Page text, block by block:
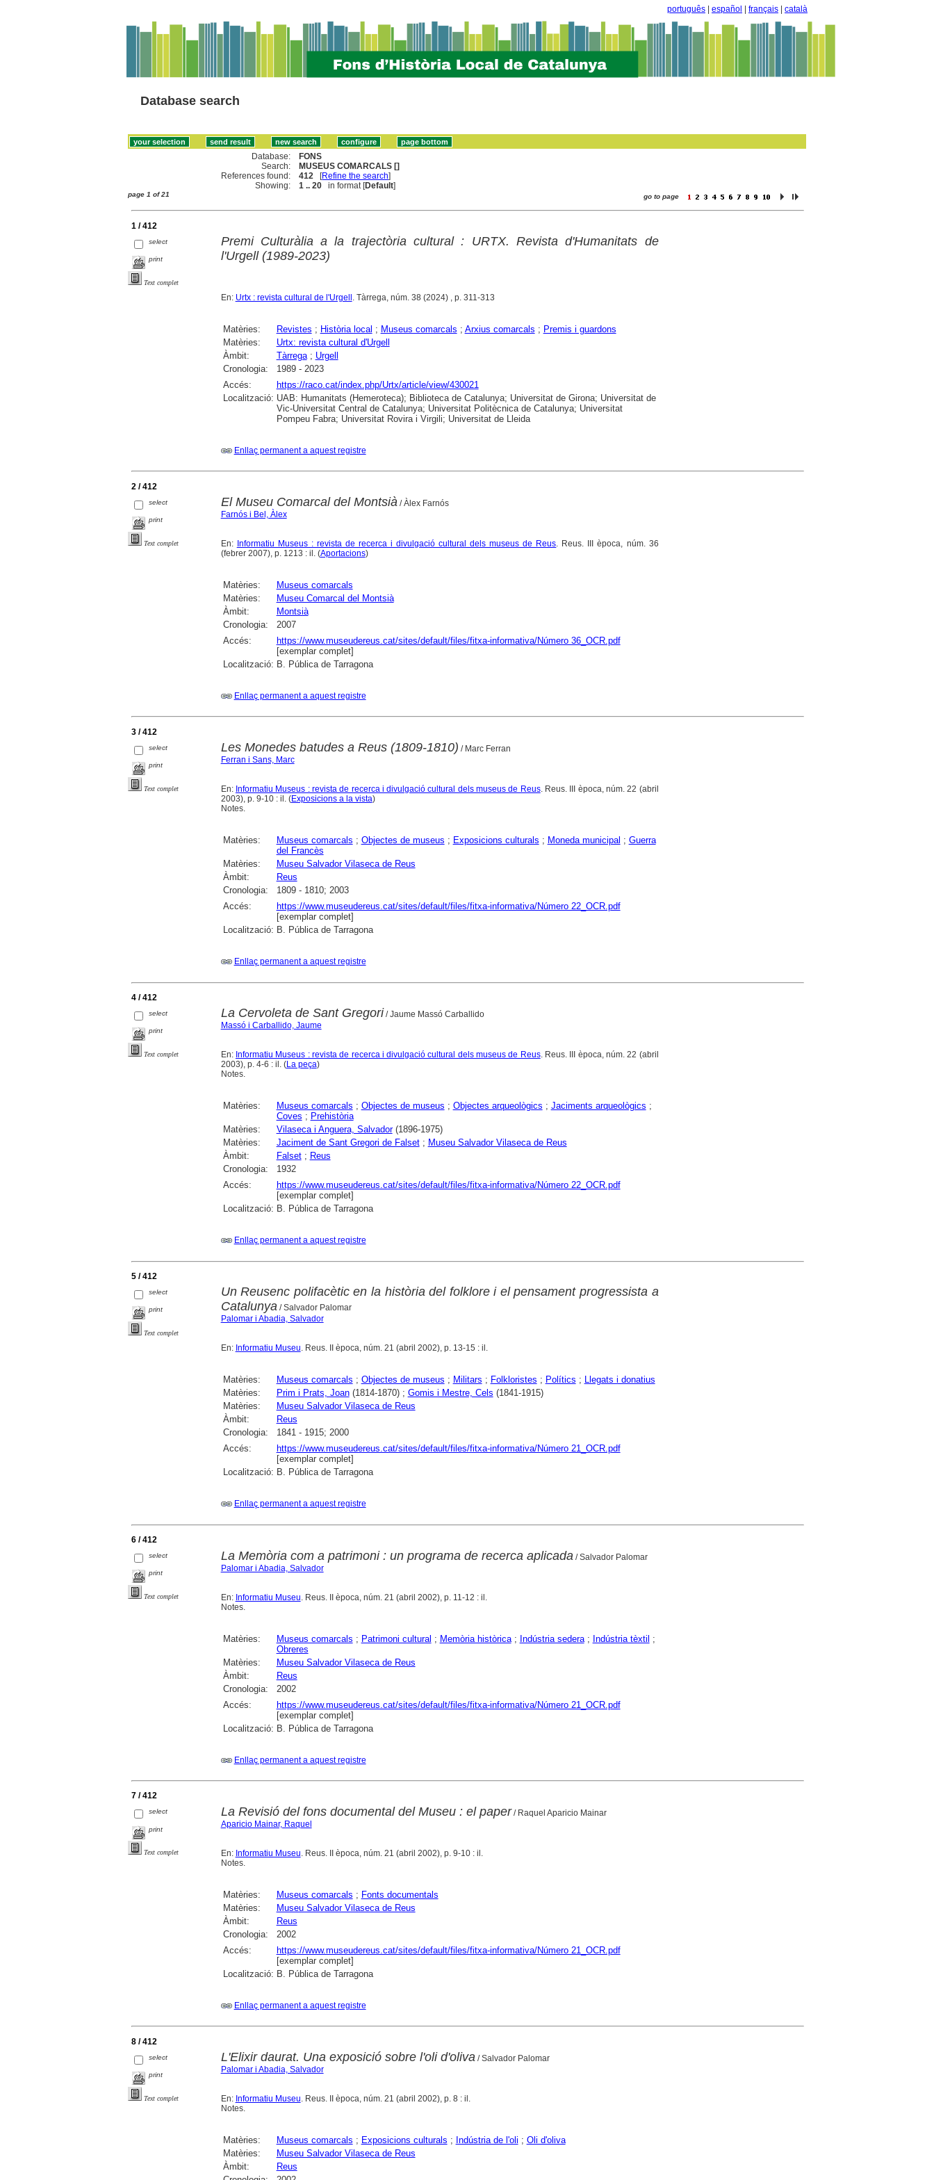
português español français català
Database search
Database:
FONS
Search:
MUSEUS COMARCALS []
References found:
412 [Refine the search]
Showing:
1 .. 20 in format [Default]
page 1 of 21 go to page
1 / 412
select
print
Text complet
Premi Culturàlia a la trajectòria cultural : URTX. Revista d'Humanitats de
l'Urgell (1989-2023)
En: Urtx : revista cultural de l'Urgell. Tàrrega, núm. 38 (2024) , p. 311-313
Matèries: Revistes ; Història local ; Museus comarcals ; Arxius comarcals ; Premis i guardons
Matèries:
Urtx: revista cultural d'Urgell
Àmbit:
Tàrrega; Urgell
Cronologia:
1989 - 2023
Accés:
https://raco.cat/index.php/Urtx/article/view/430021
Localització: UAB: Humanitats (Hemeroteca); Biblioteca de Catalunya; Universitat de Girona; Universitat de
Vic-Universitat Central de Catalunya; Universitat Politècnica de Catalunya; Universitat
Pompeu Fabra; Universitat Rovira i Virgili; Universitat de Lleida
Enllaç permanent a aquest registre
2 / 412
select
print
Text complet
El Museu Comarcal del Montsià/ Àlex Farnós
Farnós i Bel, Àlex
En: Informatiu Museus : revista de recerca i divulgació cultural dels museus de Reus. Reus. III època, núm. 36
(febrer 2007), p. 1213 : il. (Aportacions)
Matèries:
Museus comarcals
Matèries:
Museu Comarcal del Montsià
Àmbit:
Montsià
Cronologia:
2007
Accés:
https://www.museudereus.cat/sites/default/files/fitxa-informativa/Número 36_OCR.pdf
[exemplar complet]
Localització: B. Pública de Tarragona
Enllaç permanent a aquest registre
3 / 412
select
print
Text complet
Les Monedes batudes a Reus (1809-1810) / Marc Ferran
Ferran i Sans, Marc
En: Informatiu Museus : revista de recerca i divulgació cultural dels museus de Reus. Reus. III època, núm. 22 (abril
2003), p. 9-10 : il. (Exposicions a la vista)
Notes.
Matèries: Museus comarcals ; Objectes de museus ; Exposicions culturals ; Moneda municipal ; Guerra
del Francès
Matèries:
Museu Salvador Vilaseca de Reus
Àmbit:
Reus
Cronologia:
1809 - 1810; 2003
Accés:
https://www.museudereus.cat/sites/default/files/fitxa-informativa/Número 22_OCR.pdf
[exemplar complet]
Localització: B. Pública de Tarragona
Enllaç permanent a aquest registre
4 / 412
select
print
Text complet
La Cervoleta de Sant Gregori/ Jaume Massó Carballido
Massó i Carballido, Jaume
En: Informatiu Museus : revista de recerca i divulgació cultural dels museus de Reus. Reus. III època, núm. 22 (abril
2003), p. 4-6 : il. (La peça)
Notes.
Matèries: Museus comarcals ; Objectes de museus ; Objectes arqueològics ; Jaciments arqueològics ;
Coves ; Prehistòria
Matèries:
Vilaseca i Anguera, Salvador(1896-1975)
Matèries:
Jaciment de Sant Gregori de Falset; Museu Salvador Vilaseca de Reus
Àmbit:
Falset; Reus
Cronologia:
1932
Accés:
https://www.museudereus.cat/sites/default/files/fitxa-informativa/Número 22_OCR.pdf
[exemplar complet]
Localització: B. Pública de Tarragona
Enllaç permanent a aquest registre
5 / 412
select
print
Text complet
Un Reusenc polifacètic en la història del folklore i el pensament progressista a
Catalunya/ Salvador Palomar
Palomar i Abadia, Salvador
En: Informatiu Museu. Reus. II època, núm. 21 (abril 2002), p. 13-15 : il.
Matèries: Museus comarcals ; Objectes de museus ; Militars ; Folkloristes ; Polítics ; Llegats i donatius
Matèries:
Prim i Prats, Joan(1814-1870) ; Gomis i Mestre, Cels (1841-1915)
Matèries:
Museu Salvador Vilaseca de Reus
Àmbit:
Reus
Cronologia:
1841 - 1915; 2000
Accés:
https://www.museudereus.cat/sites/default/files/fitxa-informativa/Número 21_OCR.pdf
[exemplar complet]
Localització: B. Pública de Tarragona
Enllaç permanent a aquest registre
6 / 412
select
print
Text complet
La Memòria com a patrimoni : un programa de recerca aplicada / Salvador Palomar
Palomar i Abadia, Salvador
En: Informatiu Museu . Reus. II època, núm. 21 (abril 2002), p. 11-12 : il.
Notes.
Matèries: Museus comarcals ; Patrimoni cultural ; Memòria històrica; Indústria sedera; Indústria tèxtil ;
Obreres
Matèries:
Museu Salvador Vilaseca de Reus
Àmbit:
Reus
Cronologia:
2002
Accés:
https://www.museudereus.cat/sites/default/files/fitxa-informativa/Número 21_OCR.pdf
[exemplar complet]
Localització: B. Pública de Tarragona
Enllaç permanent a aquest registre
7 / 412
select
print
Text complet
La Revisió del fons documental del Museu : el paper/ Raquel Aparicio Mainar
Aparicio Mainar, Raquel
En: Informatiu Museu . Reus. II època, núm. 21 (abril 2002), p. 9-10 : il.
Notes.
Matèries: Museus comarcals ; Fonts documentals
Matèries:
Museu Salvador Vilaseca de Reus
Àmbit:
Reus
Cronologia:
2002
Accés:
https://www.museudereus.cat/sites/default/files/fitxa-informativa/Número 21_OCR.pdf
[exemplar complet]
Localització: B. Pública de Tarragona
Enllaç permanent a aquest registre
8 / 412
select
print
Text complet
L'Elixir daurat. Una exposició sobre l'oli d'oliva / Salvador Palomar
Palomar i Abadia, Salvador
En: Informatiu Museu . Reus. II època, núm. 21 (abril 2002), p. 8 : il.
Notes.
Matèries: Museus comarcals ; Exposicions culturals ; Indústria de l'oli ; Oli d'oliva
Matèries:
Museu Salvador Vilaseca de Reus
Àmbit:
Reus